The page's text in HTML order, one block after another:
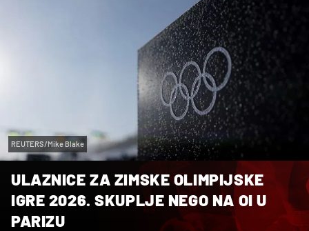
REUTERS/Mike Blake
ULAZNICE ZA ZIMSKE OLIMPIJSKE
IGRE 2026. SKUPLJE NEGO NA OI U
PARIZU